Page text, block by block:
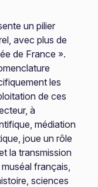
un pilier
avec plus de
de France ».
les
de ces
à
médiation
joue un rôle
la transmission
français,
sciences